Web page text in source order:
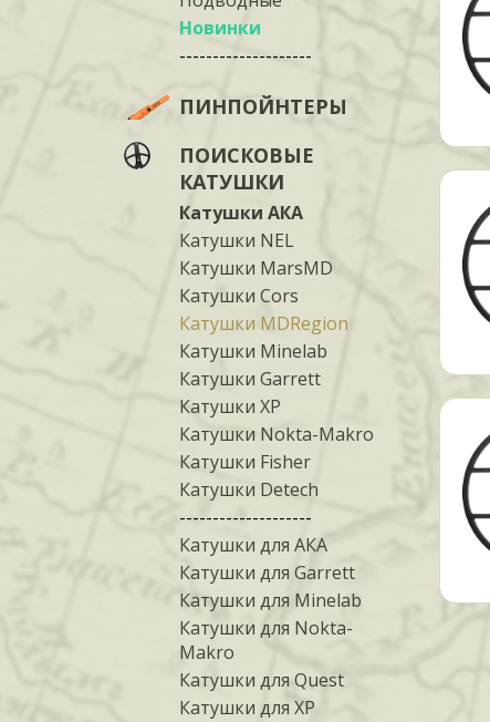
Новинки
--------------------
ПИНПОЙНТЕРЫ
ПОИСКОВЫЕ
КАТУШКИ
Катушки АКА
Катушки NEL
Катушки MarsMD
Катушки Cors
Катушки MDRegion
Катушки Minelab
Катушки Garrett
Катушки XP
Катушки Nokta-Makro
Катушки Fisher
Катушки Detech
--------------------
Катушки для АКА
Катушки для Garrett
Катушки для Minelab
Катушки для Nokta-
Makro
Катушки для Quest
Катушки для XP